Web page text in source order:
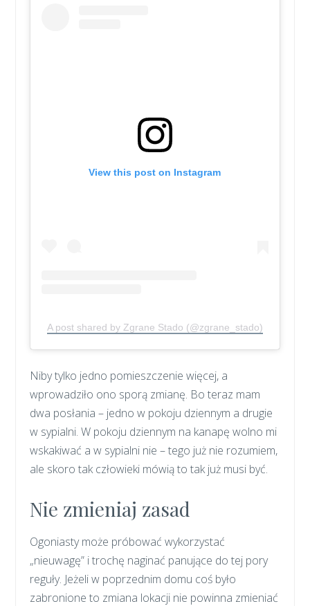
View this post on Instagram
A post shared by Zgrane Stado (@zgrane_stado)
Niby tylko jedno pomieszczenie więcej, a
wprowadziło ono sporą zmianę. Bo teraz mam
dwa posłania – jedno w pokoju dziennym a drugie
w sypialni. W pokoju dziennym na kanapę wolno mi
wskakiwać a w sypialni nie – tego już nie rozumiem,
ale skoro tak człowieki mówią to tak już musi być.
Nie zmieniaj zasad
Ogoniasty może próbować wykorzystać
„nieuwagę” i trochę naginać panujące do tej pory
reguły. Jeżeli w poprzednim domu coś było
zabronione to zmiana lokacji nie powinna zmieniać